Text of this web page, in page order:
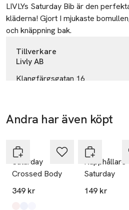
Beskrivning
LIVLYs Saturday Bib är den
kläderna! Gjort I mjukaste
och knäppning bak.
Tillverkare
Livly AB
Klangfärgsgatan 16
E-post
info@livlyclothing.com
SKU: 65178024
Andra har även köpt
Livly
Saturday
Crossed Body
349 kr
Livly
Napphållare
Saturday
149 kr